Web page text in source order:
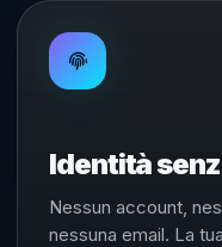
Identità
Nessun account,
nessuna email. La